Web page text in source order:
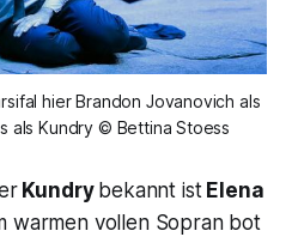
hier Brandon Jovanovich als
als Kundry © Bettina Stoess
Kundry bekannt istElena
warmen vollen Sopran bot